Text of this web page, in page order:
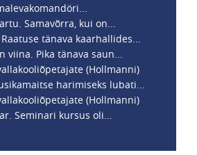
Samavõrra, kui on...
tänava kaarhallides...
viina. Pika tänava saun...
(Hollmanni)
harimiseks lubati...
(Hollmanni)
Seminari kursus oli...